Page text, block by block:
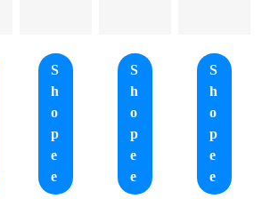
S
h
o
p
e
e
S
h
o
p
e
e
S
h
o
p
e
e